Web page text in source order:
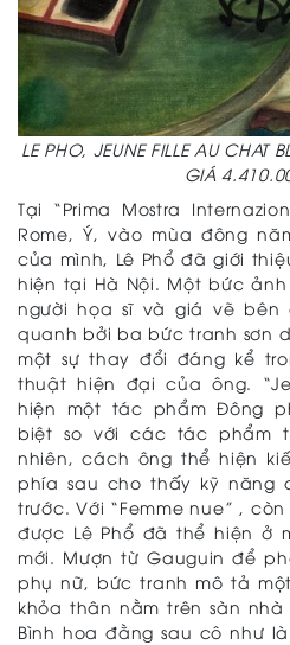
LE PHO, JEUNE FILLE AU
GIÁ
Tại “Prima Mostra
Rome, Ý, vào mùa đông
của mình, Lê Phổ đã giới
hiện tại Hà Nội. Một bức
người họa sĩ và giá vẽ
quanh bởi ba bức tranh sơn
một sự thay đổi đáng kể
thuật hiện đại của ông.
hiện một tác phẩm Đông
biệt so với các tác phẩm
nhiên, cách ông thể hiện
phía sau cho thấy kỹ năng
trước. Với “Femme nue” ,
được Lê Phổ đã thể hiện ở
mới. Mượn từ Gauguin để
phụ nữ, bức tranh mô tả
khỏa thân nằm trên sàn
Bình hoa đằng sau cô như